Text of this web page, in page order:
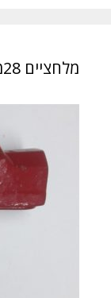
מלחציים 28ממ – פלדה